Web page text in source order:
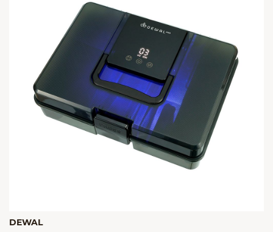
DEWAL